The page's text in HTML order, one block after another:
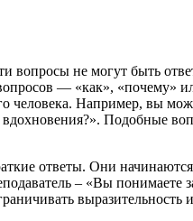
не могут быть
— «как», «почему»
Например, вы
Подобные
ответы. Они
– «Вы
выразительность